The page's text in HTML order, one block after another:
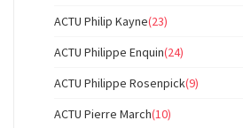
ACTU Philip Kayne(23)
ACTU Philippe Enquin(24)
ACTU Philippe Rosenpick(9)
ACTU Pierre March(10)